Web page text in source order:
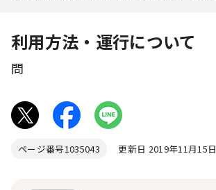
利用方法・運行について
問
ページ番号1035043 更新日 2019年11月15日